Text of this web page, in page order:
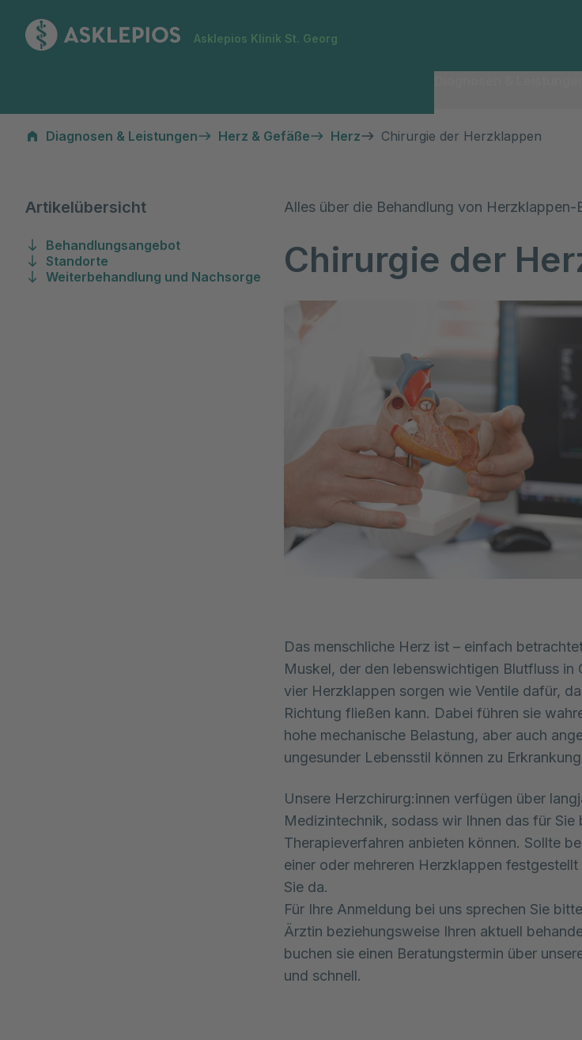
Asklepios Klinik St. Georg
Diagnosen & Leistungen
Herz & Gefäße Herz Chirurgie der Herzklappen
Alles über die Behandlung von Herzklappen-
Chirurgie der
Artikelübersicht
Behandlungsangebot
Standorte
Weiterbehandlung und Nachsorge
Das menschliche Herz ist – einfach
Muskel, der den lebenswichtigen Blutfluss in
vier Herzklappen sorgen wie Ventile dafür,
Richtung fließen kann. Dabei führen sie
hohe mechanische Belastung, aber auch
ungesunder Lebensstil können zu
Unsere Herzchirurg:innen verfügen über
Medizintechnik, sodass wir Ihnen das für Sie
Therapieverfahren anbieten können. Sollte
einer oder mehreren Herzklappen
Sie da.
Für Ihre Anmeldung bei uns sprechen Sie
Ärztin beziehungsweise Ihren aktuell
buchen sie einen Beratungstermin über
und schnell.